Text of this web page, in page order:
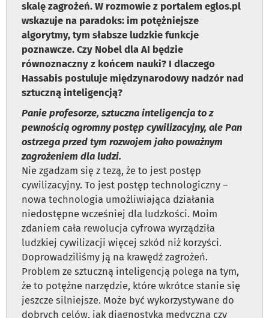
skalę zagrożeń. W rozmowie z portalem eglos.pl
wskazuje na paradoks: im potężniejsze
algorytmy, tym słabsze ludzkie funkcje
poznawcze. Czy Nobel dla AI będzie
równoznaczny z końcem nauki? I dlaczego
Hassabis postuluje międzynarodowy nadzór nad
sztuczną inteligencją?
Panie profesorze, sztuczna inteligencja to z
pewnością ogromny postęp cywilizacyjny, ale Pan
ostrzega przed tym rozwojem jako poważnym
zagrożeniem dla ludzi.
Nie zgadzam się z tezą, że to jest postęp
cywilizacyjny. To jest postęp technologiczny –
nowa technologia umożliwiająca działania
niedostępne wcześniej dla ludzkości. Moim
zdaniem cała rewolucja cyfrowa wyrządziła
ludzkiej cywilizacji więcej szkód niż korzyści.
Doprowadziliśmy ją na krawędź zagrożeń.
Problem ze sztuczną inteligencją polega na tym,
że to potężne narzędzie, które wkrótce stanie się
jeszcze silniejsze. Może być wykorzystywane do
dobrych celów, jak diagnostyka medyczna czy